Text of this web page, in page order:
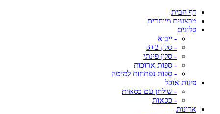
דף הבית
מבצעים מיוחדים
סלונים
- ייבוא
- סלון 3+2
- סלון פינתי
- ספות ארוכות
- ספות נפתחות למיטה
פינות אוכל
- שולחן עם כסאות
- כסאות
ארונות